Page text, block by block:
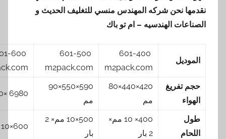
نحن شركه المهندس منسي للتغليف الحديث و
الهندسيه – ام تو باك
m2pack.com
601-500
m2pack.com
601-600
m2pack.com
420×440×80
مم
590×550×90
400× 10 مم×
2 بار
500×10 مم× 2
600×10 مم× 2 بار